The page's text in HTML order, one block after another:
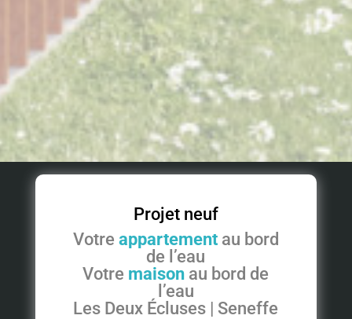
Projet neuf
Votre appartementau bord
de l’eau
Votre maison au bord de
l’eau
Les Deux Écluses | Seneffe